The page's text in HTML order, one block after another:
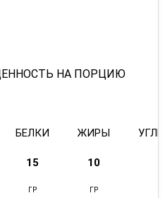
НА ПОРЦИЮ
БЕЛКИ ЖИРЫ
15 10
ГР ГР